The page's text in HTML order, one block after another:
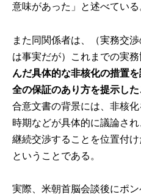
意味があった」と述べている
また同関係者は、（実務交
は事実だが）これまでの実
んだ具体的な非核化の措置
全の保証のあり方を提示し
合意文書の背景には、非核
時期などが具体的に議論さ
継続交渉することを位置付
ということである。
実際、米朝首脳会談後にポ